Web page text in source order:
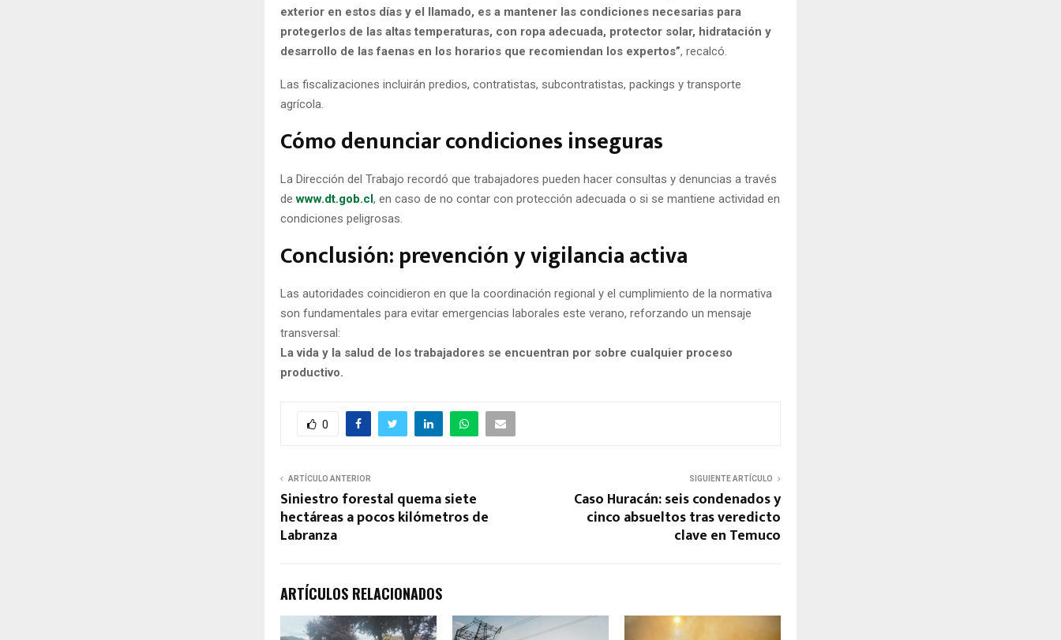
exterior en estos días y el llamado, es a mantener las condiciones necesarias para
protegerlos de las altas temperaturas, con ropa adecuada, protector solar, hidratación y
desarrollo de las faenas en los horarios que recomiendan los expertos”, recalcó.
Las fiscalizaciones incluirán predios, contratistas, subcontratistas, packings y transporte
agrícola.
Cómo denunciar condiciones inseguras
La Dirección del Trabajo recordó que trabajadores pueden hacer consultas y denuncias a través
dewww.dt.gob.cl, en caso de no contar con protección adecuada o si se mantiene actividad en
condiciones peligrosas.
Conclusión: prevención y vigilancia activa
Las autoridades coincidieron en que la coordinación regional y el cumplimiento de la normativa
son fundamentales para evitar emergencias laborales este verano, reforzando un mensaje
transversal:
La vida y la salud de los trabajadores se encuentran por sobre cualquier proceso
productivo.
0
ARTÍCULO ANTERIOR
Siniestro forestal quema siete
hectáreas a pocos kilómetros de
Labranza
SIGUIENTE ARTÍCULO
Caso Huracán: seis condenados y
cinco absueltos tras veredicto
clave en Temuco
ARTÍCULOS RELACIONADOS